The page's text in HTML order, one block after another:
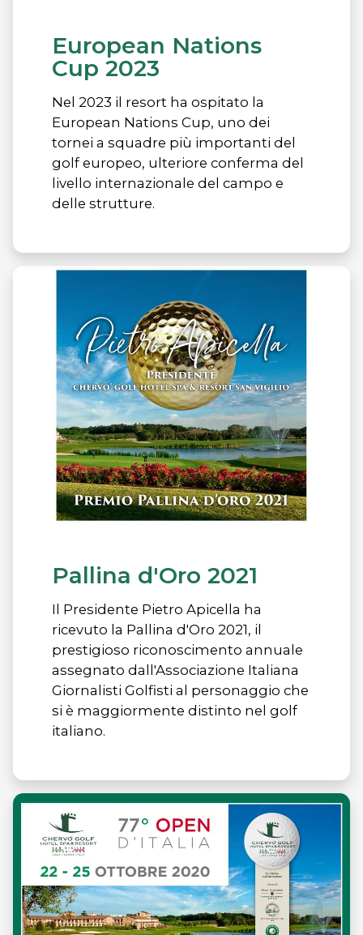
Pallina d'Oro 2021
Il Presidente Pietro Apicella ha
ricevuto la Pallina d'Oro 2021, il
prestigioso riconoscimento annuale
assegnato dall'Associazione Italiana
Giornalisti Golfisti al personaggio che
si è maggiormente distinto nel golf
italiano.
European Nations
Cup 2023
Nel 2023 il resort ha ospitato la
European Nations Cup, uno dei
tornei a squadre più importanti del
golf europeo, ulteriore conferma del
livello internazionale del campo e
delle strutture.